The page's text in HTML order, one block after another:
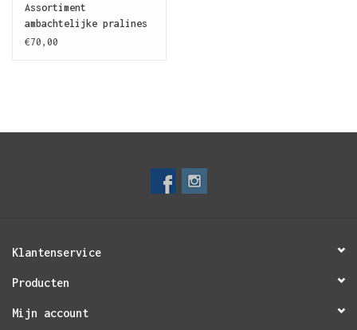
Assortiment
ambachtelijke pralines
- 100 stuks
€70,00
Klantenservice
Producten
Mijn account